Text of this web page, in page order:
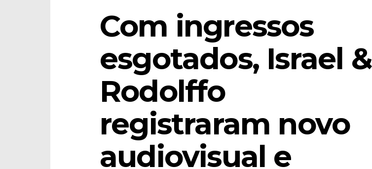
Com ingressos
esgotados, Israel &
Rodolffo
registraram novo
audiovisual e